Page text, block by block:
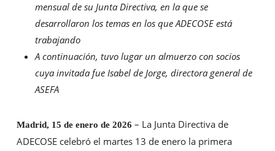
mensual de su Junta Directiva, en la que se
desarrollaron los temas en los que ADECOSE está
trabajando
A continuación, tuvo lugar un almuerzo con socios
cuya invitada fue Isabel de Jorge, directora general de
ASEFA
Madrid, 15 de enero de 2026 – La Junta Directiva de
ADECOSE celebró el martes 13 de enero la primera